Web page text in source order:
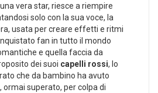
vera star, riesce a riempire
solo con la sua voce, la
usata per creare effetti e ritmi
fan in tutto il mondo
e quella faccia da
dei suoi capelli rossi, lo
che da bambino ha avuto
ormai superato, per colpa di